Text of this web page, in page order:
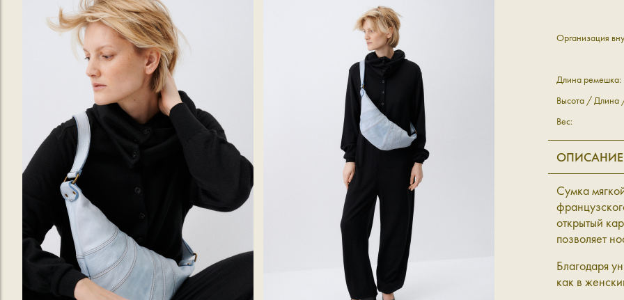
Организация
Длина ремешка:
Высота /
Вес:
ОПИСАНИЕ
Сумка
открытый
позволяет
Благодаря
как в